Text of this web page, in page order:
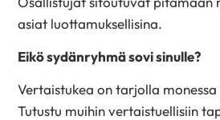
asiat luottamuksellisina.
Eikö sydänryhmä sovi sinulle?
Vertaistukea on tarjolla monessa
Tutustu muihin vertaistuellisiin